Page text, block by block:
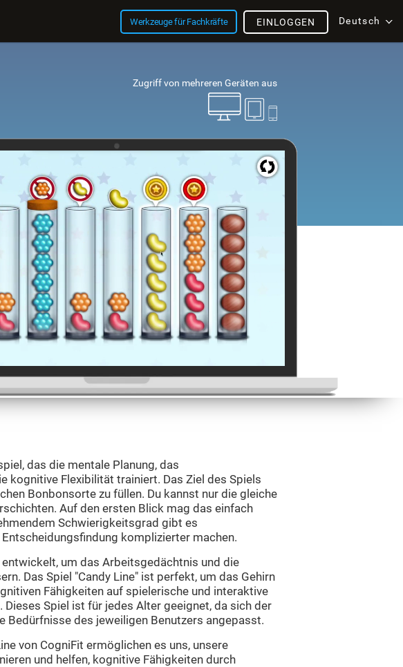
Werkzeuge für Fachkräfte Deutsch
EINLOGGEN
Zugriff von mehreren Geräten aus
das die mentale Planung, das
kognitive Flexibilität trainiert. Das Ziel des Spiels
Bonbonsorte zu füllen. Du kannst nur die gleiche
Auf den ersten Blick mag das einfach
Schwierigkeitsgrad gibt es
komplizierter machen.
um das Arbeitsgedächtnis und die
Das Spiel "Candy Line" ist perfekt, um das Gehirn
Fähigkeiten auf spielerische und interaktive
Dieses Spiel ist für jedes Alter geeignet, da sich der
Bedürfnisse des jeweiligen Benutzers angepasst.
von CogniFit ermöglichen es uns, unsere
und helfen, kognitive Fähigkeiten durch